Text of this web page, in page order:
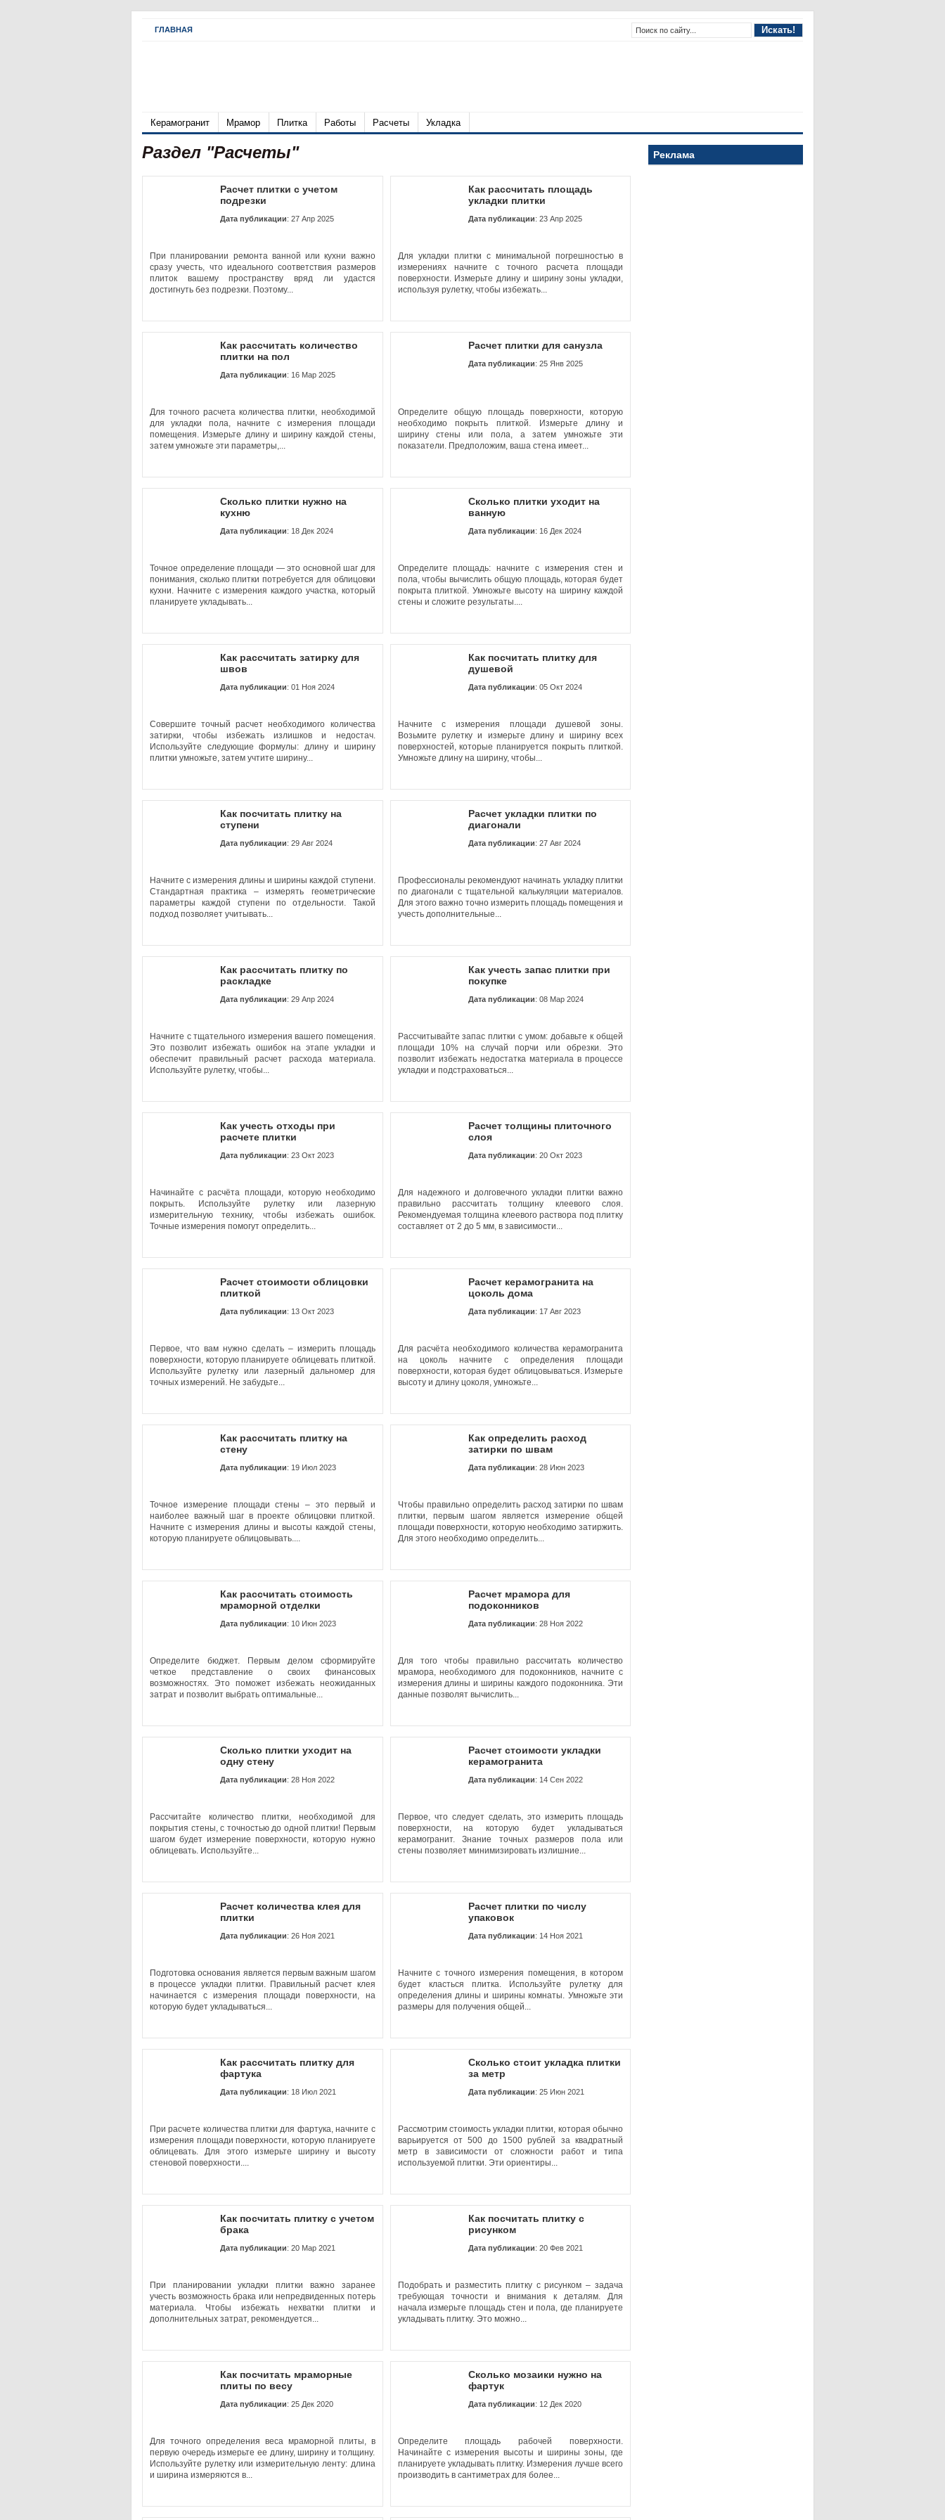
ГЛАВНАЯ
Керамогранит Мрамор Плитка Работы Расчеты Укладка
Реклама
Раздел "Расчеты"
Расчет плитки с учетом
подрезки
Дата публикации: 27 Апр 2025
При планировании ремонта ванной или кухни важно
сразу учесть, что идеального соответствия размеров
плиток вашему пространству вряд ли удастся
достигнуть без подрезки. Поэтому...
Как рассчитать площадь
укладки плитки
Дата публикации: 23 Апр 2025
Для укладки плитки с минимальной погрешностью в
измерениях начните с точного расчета площади
поверхности. Измерьте длину и ширину зоны укладки,
используя рулетку, чтобы избежать...
Как рассчитать количество
плитки на пол
Дата публикации: 16 Мар 2025
Для точного расчета количества плитки, необходимой
для укладки пола, начните с измерения площади
помещения. Измерьте длину и ширину каждой стены,
затем умножьте эти параметры,...
Расчет плитки для санузла
Дата публикации: 25 Янв 2025
Определите общую площадь поверхности, которую
необходимо покрыть плиткой. Измерьте длину и
ширину стены или пола, а затем умножьте эти
показатели. Предположим, ваша стена имеет...
Сколько плитки нужно на
кухню
Дата публикации: 18 Дек 2024
Точное определение площади — это основной шаг для
понимания, сколько плитки потребуется для облицовки
кухни. Начните с измерения каждого участка, который
планируете укладывать...
Сколько плитки уходит на
ванную
Дата публикации: 16 Дек 2024
Определите площадь: начните с измерения стен и
пола, чтобы вычислить общую площадь, которая будет
покрыта плиткой. Умножьте высоту на ширину каждой
стены и сложите результаты....
Как рассчитать затирку для
швов
Дата публикации: 01 Ноя 2024
Совершите точный расчет необходимого количества
затирки, чтобы избежать излишков и недостач.
Используйте следующие формулы: длину и ширину
плитки умножьте, затем учтите ширину...
Как посчитать плитку для
душевой
Дата публикации: 05 Окт 2024
Начните с измерения площади душевой зоны.
Возьмите рулетку и измерьте длину и ширину всех
поверхностей, которые планируется покрыть плиткой.
Умножьте длину на ширину, чтобы...
Как посчитать плитку на
ступени
Дата публикации: 29 Авг 2024
Начните с измерения длины и ширины каждой ступени.
Стандартная практика – измерять геометрические
параметры каждой ступени по отдельности. Такой
подход позволяет учитывать...
Расчет укладки плитки по
диагонали
Дата публикации: 27 Авг 2024
Профессионалы рекомендуют начинать укладку плитки
по диагонали с тщательной калькуляции материалов.
Для этого важно точно измерить площадь помещения и
учесть дополнительные...
Как рассчитать плитку по
раскладке
Дата публикации: 29 Апр 2024
Начните с тщательного измерения вашего помещения.
Это позволит избежать ошибок на этапе укладки и
обеспечит правильный расчет расхода материала.
Используйте рулетку, чтобы...
Как учесть запас плитки при
покупке
Дата публикации: 08 Мар 2024
Рассчитывайте запас плитки с умом: добавьте к общей
площади 10% на случай порчи или обрезки. Это
позволит избежать недостатка материала в процессе
укладки и подстраховаться...
Как учесть отходы при
расчете плитки
Дата публикации: 23 Окт 2023
Начинайте с расчёта площади, которую необходимо
покрыть. Используйте рулетку или лазерную
измерительную технику, чтобы избежать ошибок.
Точные измерения помогут определить...
Расчет толщины плиточного
слоя
Дата публикации: 20 Окт 2023
Для надежного и долговечного укладки плитки важно
правильно рассчитать толщину клеевого слоя.
Рекомендуемая толщина клеевого раствора под плитку
составляет от 2 до 5 мм, в зависимости...
Расчет стоимости облицовки
плиткой
Дата публикации: 13 Окт 2023
Первое, что вам нужно сделать – измерить площадь
поверхности, которую планируете облицевать плиткой.
Используйте рулетку или лазерный дальномер для
точных измерений. Не забудьте...
Расчет керамогранита на
цоколь дома
Дата публикации: 17 Авг 2023
Для расчёта необходимого количества керамогранита
на цоколь начните с определения площади
поверхности, которая будет облицовываться. Измерьте
высоту и длину цоколя, умножьте...
Как рассчитать плитку на
стену
Дата публикации: 19 Июл 2023
Точное измерение площади стены – это первый и
наиболее важный шаг в проекте облицовки плиткой.
Начните с измерения длины и высоты каждой стены,
которую планируете облицовывать....
Как определить расход
затирки по швам
Дата публикации: 28 Июн 2023
Чтобы правильно определить расход затирки по швам
плитки, первым шагом является измерение общей
площади поверхности, которую необходимо затиржить.
Для этого необходимо определить...
Как рассчитать стоимость
мраморной отделки
Дата публикации: 10 Июн 2023
Определите бюджет. Первым делом сформируйте
четкое представление о своих финансовых
возможностях. Это поможет избежать неожиданных
затрат и позволит выбрать оптимальные...
Расчет мрамора для
подоконников
Дата публикации: 28 Ноя 2022
Для того чтобы правильно рассчитать количество
мрамора, необходимого для подоконников, начните с
измерения длины и ширины каждого подоконника. Эти
данные позволят вычислить...
Сколько плитки уходит на
одну стену
Дата публикации: 28 Ноя 2022
Рассчитайте количество плитки, необходимой для
покрытия стены, с точностью до одной плитки! Первым
шагом будет измерение поверхности, которую нужно
облицевать. Используйте...
Расчет стоимости укладки
керамогранита
Дата публикации: 14 Сен 2022
Первое, что следует сделать, это измерить площадь
поверхности, на которую будет укладываться
керамогранит. Знание точных размеров пола или
стены позволяет минимизировать излишние...
Расчет количества клея для
плитки
Дата публикации: 26 Ноя 2021
Подготовка основания является первым важным шагом
в процессе укладки плитки. Правильный расчет клея
начинается с измерения площади поверхности, на
которую будет укладываться...
Расчет плитки по числу
упаковок
Дата публикации: 14 Ноя 2021
Начните с точного измерения помещения, в котором
будет класться плитка. Используйте рулетку для
определения длины и ширины комнаты. Умножьте эти
размеры для получения общей...
Как рассчитать плитку для
фартука
Дата публикации: 18 Июл 2021
При расчете количества плитки для фартука, начните с
измерения площади поверхности, которую планируете
облицевать. Для этого измерьте ширину и высоту
стеновой поверхности....
Сколько стоит укладка плитки
за метр
Дата публикации: 25 Июн 2021
Рассмотрим стоимость укладки плитки, которая обычно
варьируется от 500 до 1500 рублей за квадратный
метр в зависимости от сложности работ и типа
используемой плитки. Эти ориентиры...
Как посчитать плитку с учетом
брака
Дата публикации: 20 Мар 2021
При планировании укладки плитки важно заранее
учесть возможность брака или непредвиденных потерь
материала. Чтобы избежать нехватки плитки и
дополнительных затрат, рекомендуется...
Как посчитать плитку с
рисунком
Дата публикации: 20 Фев 2021
Подобрать и разместить плитку с рисунком – задача
требующая точности и внимания к деталям. Для
начала измерьте площадь стен и пола, где планируете
укладывать плитку. Это можно...
Как посчитать мраморные
плиты по весу
Дата публикации: 25 Дек 2020
Для точного определения веса мраморной плиты, в
первую очередь измерьте ее длину, ширину и толщину.
Используйте рулетку или измерительную ленту: длина
и ширина измеряются в...
Сколько мозаики нужно на
фартук
Дата публикации: 12 Дек 2020
Определите площадь рабочей поверхности.
Начинайте с измерения высоты и ширины зоны, где
планируете укладывать плитку. Измерения лучше всего
производить в сантиметрах для более...